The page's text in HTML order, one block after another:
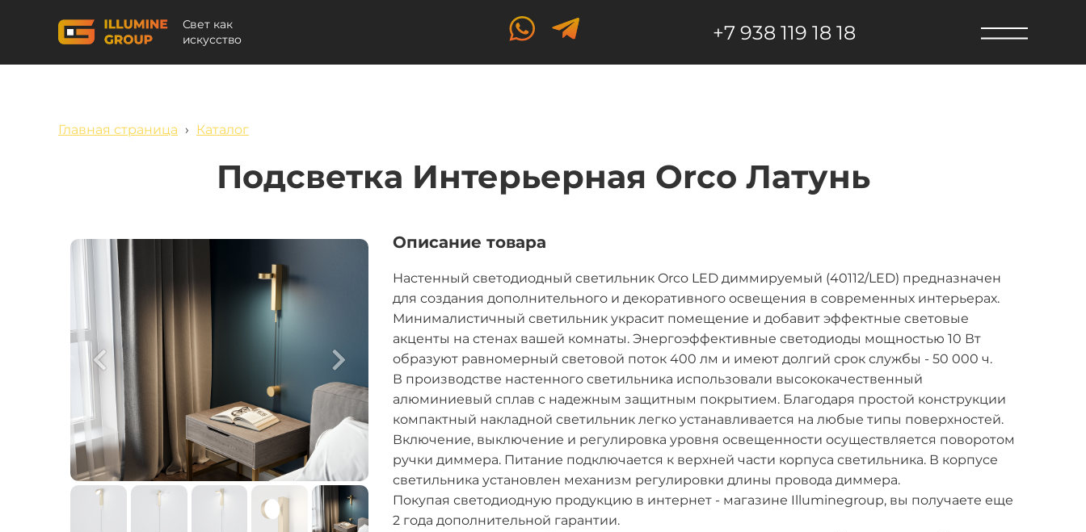
Свет как
искусство
+7 938 119 18 18
Главная страница › Каталог
Подсветка Интерьерная Orco Латунь
Описание товара
Настенный светодиодный светильник Orco LED диммируемый (40112/LED) предназначен
для создания дополнительного и декоративного освещения в современных интерьерах.
Минималистичный светильник украсит помещение и добавит эффектные световые
акценты на стенах вашей комнаты. Энергоэффективные светодиоды мощностью 10 Вт
образуют равномерный световой поток 400 лм и имеют долгий срок службы - 50 000 ч.
В производстве настенного светильника использовали высококачественный
алюминиевый сплав с надежным защитным покрытием. Благодаря простой конструкции
компактный накладной светильник легко устанавливается на любые типы поверхностей.
Включение, выключение и регулировка уровня освещенности осуществляется поворотом
ручки диммера. Питание подключается к верхней части корпуса светильника. В корпусе
светильника установлен механизм регулировки длины провода диммера.
Покупая светодиодную продукцию в интернет - магазине Illuminegroup, вы получаете еще
2 года дополнительной гарантии.